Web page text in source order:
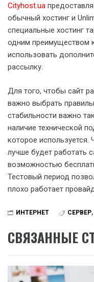
Cityhost.ua
обычный хостинг и
специальные хостинг
одним преимуществом
использовать
рассылку.
Для того, чтобы сайт
важно выбрать
стабильности важно
наличие технической
которое
лучше будет работать
возможностью
Тестовый период
плохо работает
ИНТЕРНЕТ СЕРВЕР,
СВЯЗАННЫЕ